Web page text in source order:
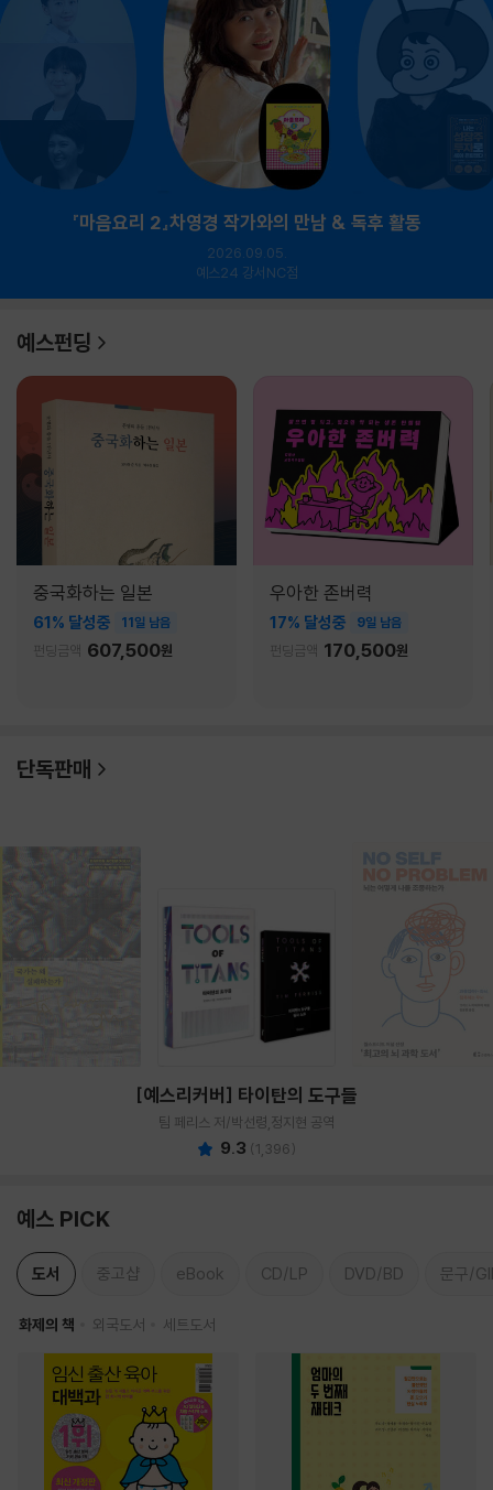
『마음요리 2』차영경 작가와의 만남 & 독후 활동
2026.09.05.
예스24 강서NC점
예스펀딩
중국화하는 일본
61% 달성중 11일 남음
펀딩금액 607,500원
우아한 존버력
17% 달성중 9일 남음
펀딩금액 170,500원
단독판매
[예스리커버] 타이탄의 도구들
팀 페리스 저/박선령,정지현 공역
9.3 (1,396)
예스 PICK
도서 중고샵 eBook CD/LP DVD/BD 문구/
화제의 책 외국도서 세트도서